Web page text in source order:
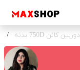
دوربین کانن 750D بدنه /